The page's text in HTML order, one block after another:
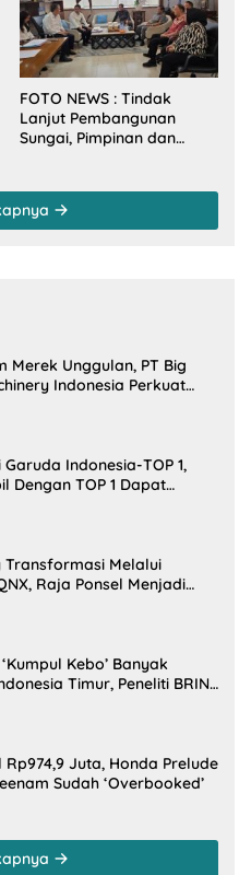
FOTO NEWS : Tindak
Lanjut Pembangunan
Sungai, Pimpinan dan
Kementerian PU-RI
Merek Unggulan, PT Big
Indonesia Perkuat
Indonesia-TOP 1,
Dengan TOP 1 Dapat
Transformasi Melalui
Raja Ponsel Menjadi
Kebo’ Banyak
Timur, Peneliti BRIN
Juta, Honda Prelude
Sudah ‘Overbooked’